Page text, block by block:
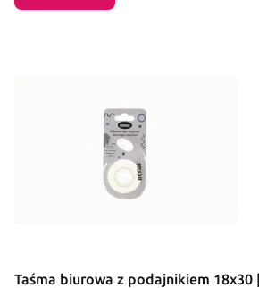
Taśma biurowa z podajnikiem